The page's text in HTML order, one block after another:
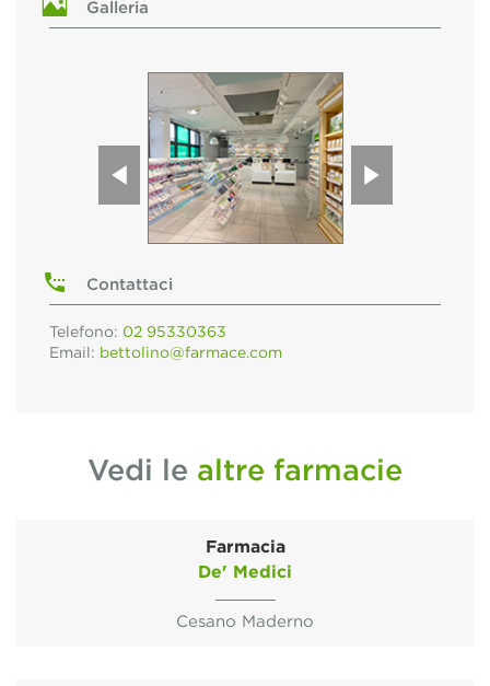
Galleria
Contattaci
Telefono: 02 95330363
Email: bettolino@farmace.com
Vedi le altre farmacie
Farmacia
De' Medici
Cesano Maderno